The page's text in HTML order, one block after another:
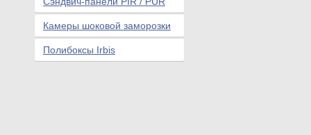
Камеры шоковой заморозки
Полибоксы Irbis